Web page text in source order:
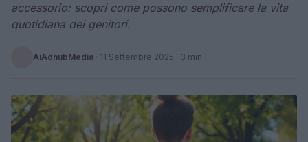
accessorio: scopri come possono semplificare la vita
quotidiana dei genitori.
AiAdhubMedia · 11 Settembre 2025 · 3 min